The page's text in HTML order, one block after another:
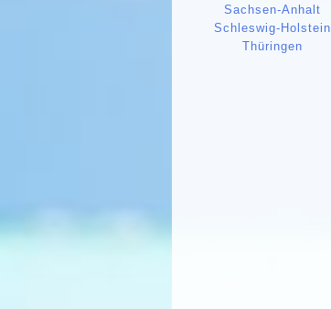
Sachsen-Anhalt
Schleswig-Holstein
Thüringen